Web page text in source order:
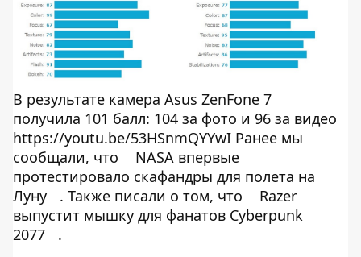
В результате камера Asus ZenFone 7
получила 101 балл: 104 за фото и 96 за видео
https://youtu.be/53HSnmQYYwI Ранее мы
сообщали, что
NASA впервые
протестировало скафандры для полета на
Луну
. Также писали о том, что
Razer
выпустит мышку для фанатов Cyberpunk
2077
.